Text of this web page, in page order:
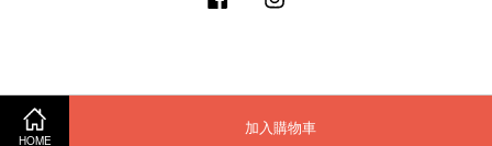
HOME
加入購物車